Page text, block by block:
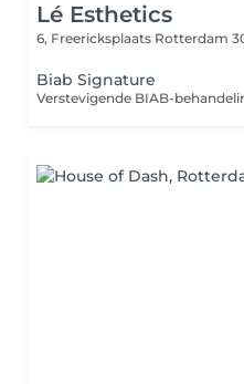
Lé Esthetics
6, Freericksplaats Rotterdam
Biab Signature